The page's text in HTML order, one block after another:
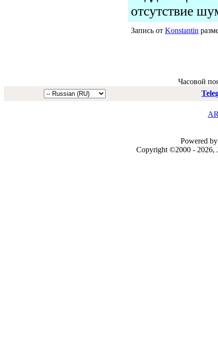
отсутствие
Запись от Konstantin
Часовой
Powered
Copyright ©2000 - 2026,